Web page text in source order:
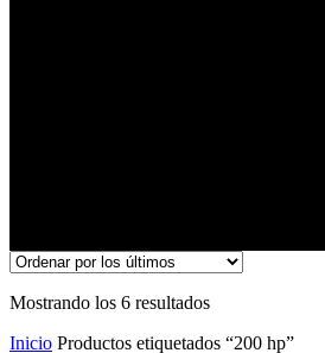
Mostrando los 6 resultadosOrdenado
los
Inicio Productos etiquetados “200 hp”